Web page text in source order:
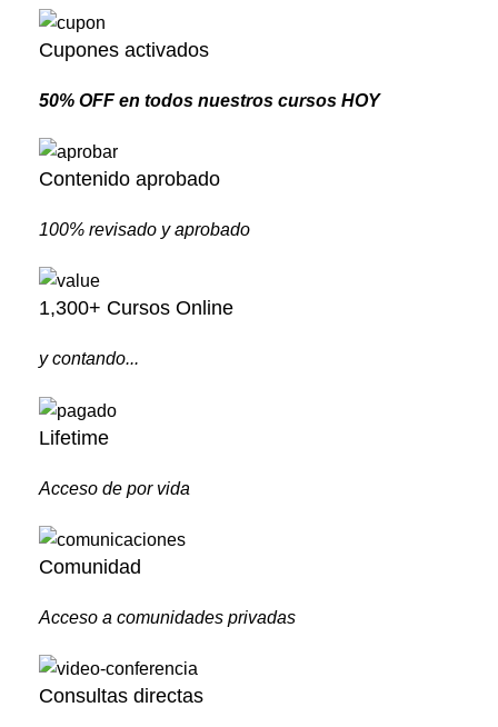
Cupones activados
50% OFF en todos nuestros cursos HOY
Contenido aprobado
100% revisado y aprobado
1,300+ Cursos Online
y contando...
Lifetime
Acceso de por vida
Comunidad
Acceso a comunidades privadas
Consultas directas